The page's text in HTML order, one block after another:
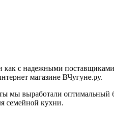
как с надежными
магазине ВЧугуне.ру.
мы выработали оптимальный
семейной кухни.